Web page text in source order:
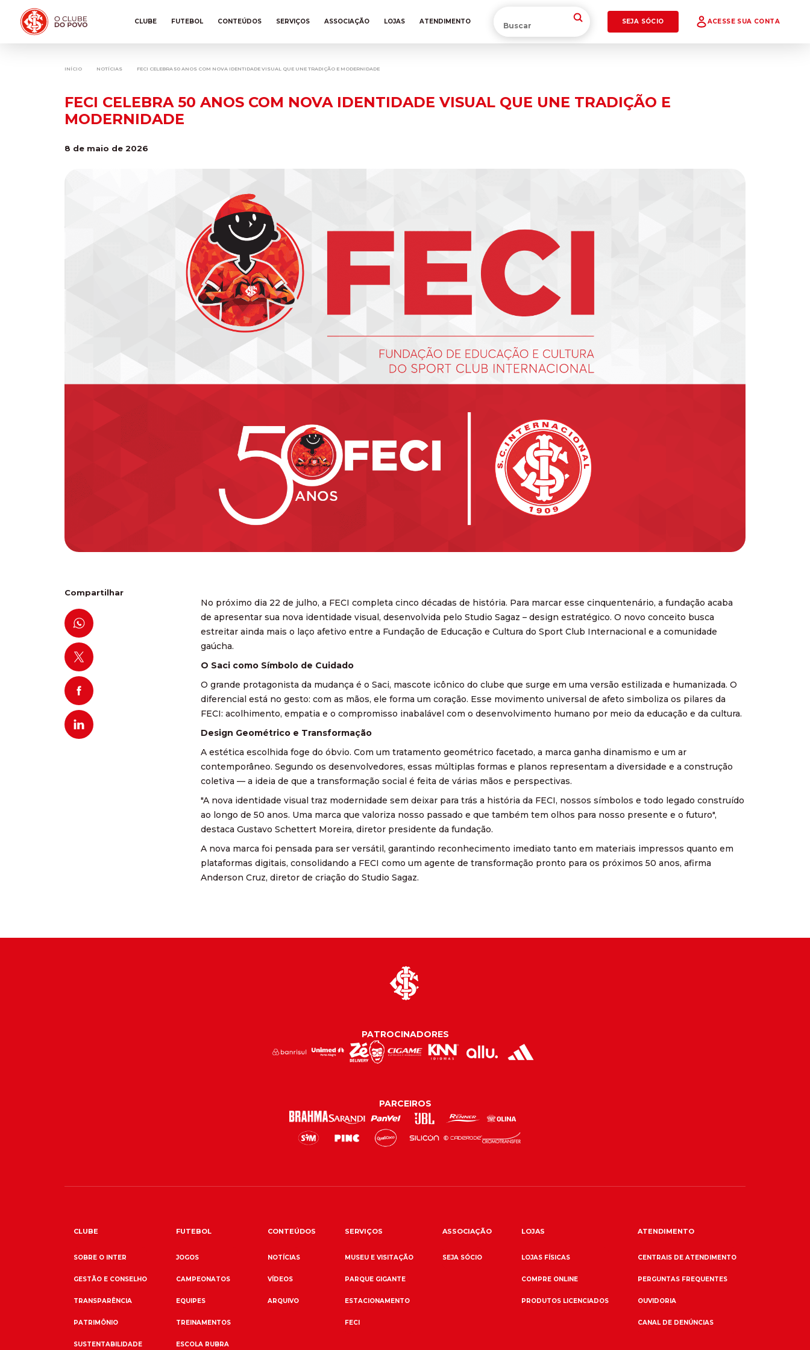
CLUBE FUTEBOL CONTEÚDOS SERVIÇOS ASSOCIAÇÃO LOJAS ATENDIMENTO SEJA SÓCIO ACESSE SUA CONTA
INÍCIO NOTÍCIAS FECI CELEBRA 50 ANOS COM NOVA IDENTIDADE VISUAL QUE UNE TRADIÇÃO E MODERNIDADE
FECI CELEBRA 50 ANOS COM NOVA IDENTIDADE VISUAL QUE UNE TRADIÇÃO E
MODERNIDADE
8 de maio de 2026
Compartilhar
No próximo dia 22 de julho, a FECI completa cinco décadas de história. Para marcar esse cinquentenário, a fundação acaba
de apresentar sua nova identidade visual, desenvolvida pelo Studio Sagaz – design estratégico. O novo conceito busca
estreitar ainda mais o laço afetivo entre a Fundação de Educação e Cultura do Sport Club Internacional e a comunidade
gaúcha.
O Saci como Símbolo de Cuidado
O grande protagonista da mudança é o Saci, mascote icônico do clube que surge em uma versão estilizada e humanizada. O
diferencial está no gesto: com as mãos, ele forma um coração. Esse movimento universal de afeto simboliza os pilares da
FECI: acolhimento, empatia e o compromisso inabalável com o desenvolvimento humano por meio da educação e da cultura.
Design Geométrico e Transformação
A estética escolhida foge do óbvio. Com um tratamento geométrico facetado, a marca ganha dinamismo e um ar
contemporâneo. Segundo os desenvolvedores, essas múltiplas formas e planos representam a diversidade e a construção
coletiva — a ideia de que a transformação social é feita de várias mãos e perspectivas.
"A nova identidade visual traz modernidade sem deixar para trás a história da FECI, nossos símbolos e todo legado construído
ao longo de 50 anos. Uma marca que valoriza nosso passado e que também tem olhos para nosso presente e o futuro",
destaca Gustavo Schettert Moreira, diretor presidente da fundação.
A nova marca foi pensada para ser versátil, garantindo reconhecimento imediato tanto em materiais impressos quanto em
plataformas digitais, consolidando a FECI como um agente de transformação pronto para os próximos 50 anos, afirma
Anderson Cruz, diretor de criação do Studio Sagaz.
PATROCINADORES
PARCEIROS
CLUBE
SOBRE O INTER
GESTÃO E CONSELHO
TRANSPARÊNCIA
PATRIMÔNIO
SUSTENTABILIDADE
FUTEBOL
JOGOS
CAMPEONATOS
EQUIPES
TREINAMENTOS
ESCOLA RUBRA
CONTEÚDOS
NOTÍCIAS
VÍDEOS
ARQUIVO
SERVIÇOS
MUSEU E VISITAÇÃO
PARQUE GIGANTE
ESTACIONAMENTO
FECI
ASSOCIAÇÃO
SEJA SÓCIO
LOJAS
LOJAS FÍSICAS
COMPRE ONLINE
PRODUTOS LICENCIADOS
ATENDIMENTO
CENTRAIS DE ATENDIMENTO
PERGUNTAS FREQUENTES
OUVIDORIA
CANAL DE DENÚNCIAS